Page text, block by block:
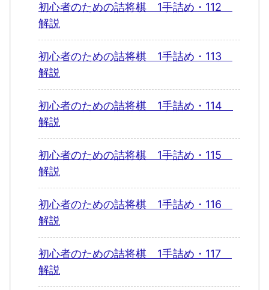
初心者のための詰将棋 1手詰め・112
解説
初心者のための詰将棋 1手詰め・113
解説
初心者のための詰将棋 1手詰め・114
解説
初心者のための詰将棋 1手詰め・115
解説
初心者のための詰将棋 1手詰め・116
解説
初心者のための詰将棋 1手詰め・117
解説